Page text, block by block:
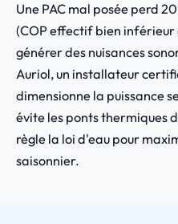
Une PAC mal posée perd
(COP effectif bien inférieur
générer des nuisances
Auriol, un installateur
dimensionne la puissance
évite les ponts thermiques
règle la loi d'eau pour
saisonnier.